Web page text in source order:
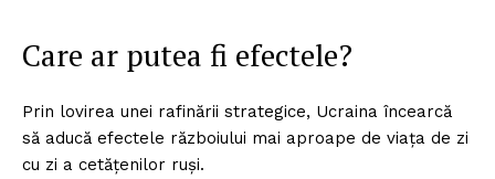
Care ar putea fi efectele?
Prin lovirea unei rafinării strategice, Ucraina încearcă
să aducă efectele războiului mai aproape de viața de zi
cu zi a cetățenilor ruși.